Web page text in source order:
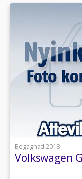
Begagnad 2018
Volkswagen